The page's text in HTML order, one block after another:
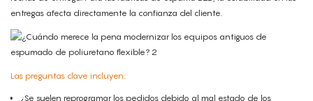
entregas afecta directamente la confianza del cliente.
Las preguntas clave incluyen:
¿Se suelen reprogramar los pedidos debido al mal estado de los